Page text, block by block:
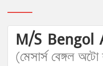
M/S Bengol
(মেসার্স বেঙ্গল